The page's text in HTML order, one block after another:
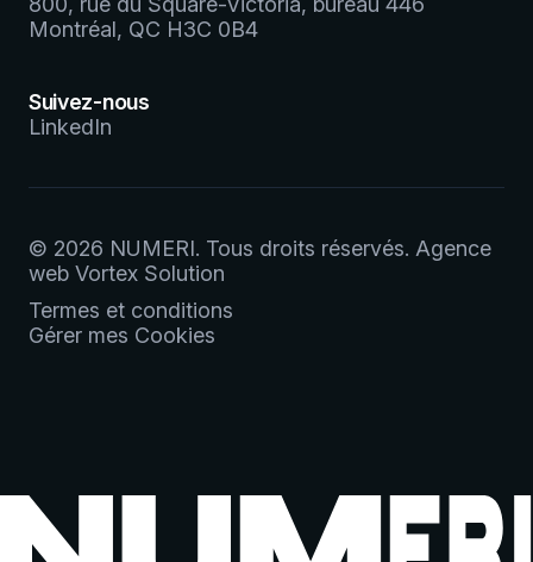
Montréal, QC H3C 0B4
Suivez-nous
LinkedIn
© 2026 NUMERI. Tous droits réservés. Agence
web Vortex Solution
Termes et conditions
Gérer mes Cookies